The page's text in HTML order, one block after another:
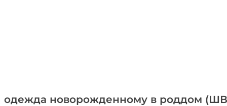
одежда новорожденному в роддом